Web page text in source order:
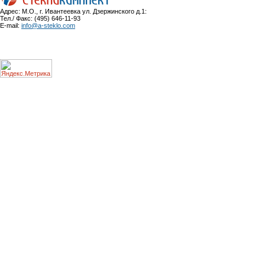
Адрес: М.О., г. Ивантеевка ул. Дзержинского д.1:
Тел./ Факс: (495) 646-11-93
E-mail: info@a-steklo.com